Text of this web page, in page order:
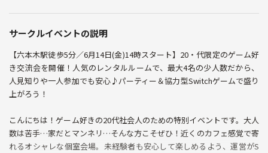
サークルイベントの説明
【六本木駅徒歩5分／6月14日(金)14時スタート】20・代限定のゲーム好
き交流会を開催！人気のレンタルルームで、最大4名の少人数だから、
人見知りや一人参加でも安心♪パーティー＆協力型Switchゲームで盛り
上がろう！
こんにちは！ゲーム好きの20代社会人のための特別イベントです。大人
数は苦手…家だとマンネリ…そんな方こそぜひ！近くのカフェ感覚で寄
れるオシャレな個室会場。未経験者も安心して楽しめるよう、運営がS